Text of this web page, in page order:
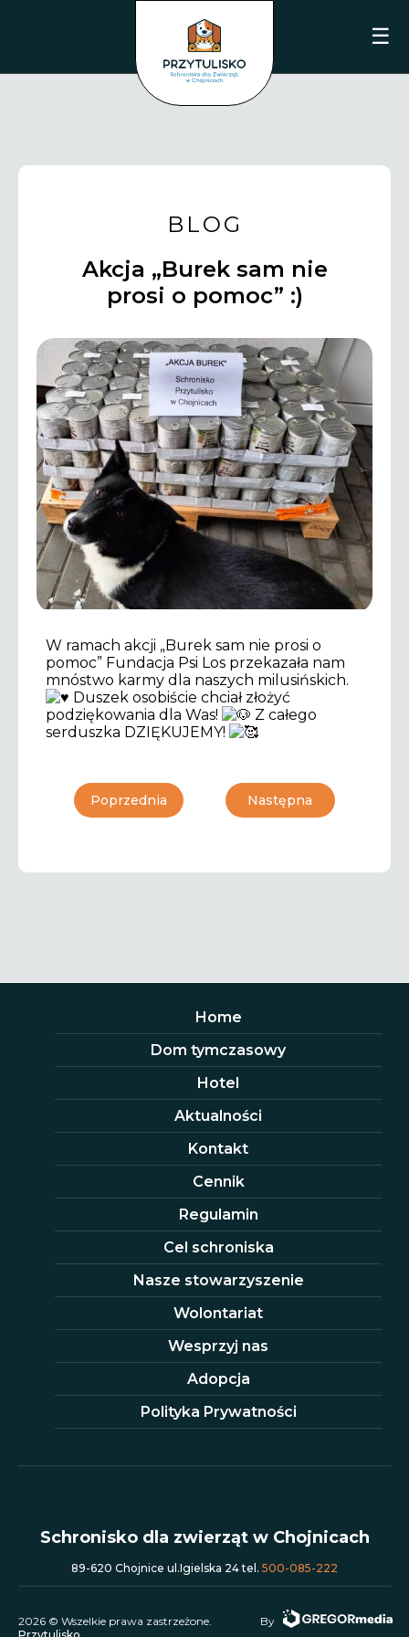
☰
BLOG
Akcja „Burek sam nie
prosi o pomoc” :)
W ramach akcji „Burek sam nie prosi o
pomoc” Fundacja Psi Los przekazała nam
mnóstwo karmy dla naszych milusińskich.
Duszek osobiście chciał złożyć
podziękowania dla Was!
Z całego
serduszka DZIĘKUJEMY!
Poprzednia Następna
Home
Dom tymczasowy
Hotel
Aktualności
Kontakt
Cennik
Regulamin
Cel schroniska
Nasze stowarzyszenie
Wolontariat
Wesprzyj nas
Adopcja
Polityka Prywatności
Schronisko dla zwierząt w Chojnicach
89-620 Chojnice ul.Igielska 24 tel. 500-085-222
2026 © Wszelkie prawa zastrzeżone.
By